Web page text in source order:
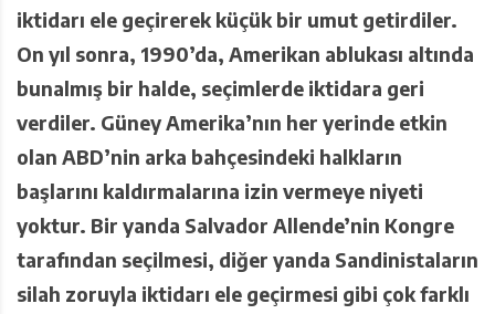
iktidarı ele geçirerek küçük bir umut getirdiler.
On yıl sonra, 1990’da, Amerikan ablukası altında
bunalmış bir halde, seçimlerde iktidara geri
verdiler. Güney Amerika’nın her yerinde etkin
olan ABD’nin arka bahçesindeki halkların
başlarını kaldırmalarına izin vermeye niyeti
yoktur. Bir yanda Salvador Allende’nin Kongre
tarafından seçilmesi, diğer yanda Sandinistaların
silah zoruyla iktidarı ele geçirmesi gibi çok farklı